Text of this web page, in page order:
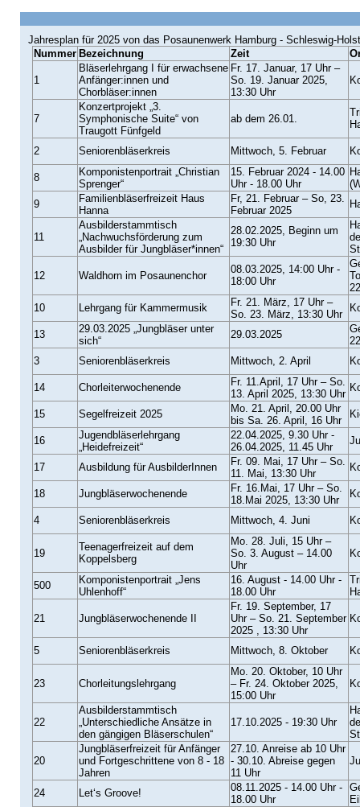
Jahresplan für 2025 von das Posaunenwerk Hamburg - Schleswig-
Nummer Bezeichnung Zeit
1
Bläserlehrgang I für erwachsene
Anfänger:innen und
Chorbläser:innen
Fr. 17. Januar, 17 Uhr –
So. 19. Januar 2025,
13:30 Uhr
7
Konzertprojekt „3.
Symphonische Suite“ von
Traugott Fünfgeld
ab dem 26.01.
2 Seniorenbläserkreis Mittwoch, 5. Februar
8
Komponistenportrait „Christian
Sprenger“
15. Februar 2024 - 14.00
Uhr - 18.00 Uhr
9
Familienbläserfreizeit Haus
Hanna
Fr, 21. Februar – So, 23.
Februar 2025
11
Ausbilderstammtisch
„Nachwuchsförderung zum
Ausbilder für Jungbläser*innen“
28.02.2025, Beginn um
19:30 Uhr
12 Waldhorn im Posaunenchor
08.03.2025, 14:00 Uhr -
18:00 Uhr
10
Lehrgang für Kammermusik
Fr. 21. März, 17 Uhr –
So. 23. März, 13:30 Uhr
13
29.03.2025 „Jungbläser unter
sich“
29.03.2025
3
Seniorenbläserkreis Mittwoch, 2. April
14 Chorleiterwochenende
Fr. 11.April, 17 Uhr – So.
13. April 2025, 13:30 Uhr
15 Segelfreizeit 2025
Mo. 21. April, 20.00 Uhr
bis Sa. 26. April, 16 Uhr
16
Jugendbläserlehrgang
„Heidefreizeit“
22.04.2025, 9.30 Uhr -
26.04.2025, 11.45 Uhr
17 Ausbildung für AusbilderInnen
Fr. 09. Mai, 17 Uhr – So.
11. Mai, 13:30 Uhr
18 Jungbläserwochenende
Fr. 16.Mai, 17 Uhr – So.
18.Mai 2025, 13:30 Uhr
4 Seniorenbläserkreis Mittwoch, 4. Juni
19
Teenagerfreizeit auf dem
Koppelsberg
Mo. 28. Juli, 15 Uhr –
So. 3. August – 14.00
Uhr
500
Komponistenportrait „Jens
Uhlenhoff“
16. August - 14.00 Uhr -
18.00 Uhr
21 Jungbläserwochenende II
Fr. 19. September, 17
Uhr – So. 21. September
2025 , 13:30 Uhr
5 Seniorenbläserkreis Mittwoch, 8. Oktober
23 Chorleitungslehrgang
Mo. 20. Oktober, 10 Uhr
– Fr. 24. Oktober 2025,
15:00 Uhr
22
Ausbilderstammtisch
„Unterschiedliche Ansätze in
den gängigen Bläserschulen“
17.10.2025 - 19:30 Uhr
20
Jungbläserfreizeit für Anfänger
und Fortgeschrittene von 8 - 18
Jahren
27.10. Anreise ab 10 Uhr
- 30.10. Abreise gegen
11 Uhr
24 Let‘s Groove!
08.11.2025 - 14.00 Uhr -
18.00 Uhr